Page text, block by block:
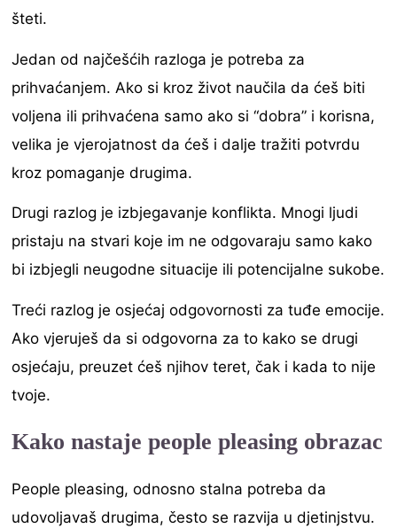
šteti.
Jedan od najčešćih razloga je potreba za
prihvaćanjem. Ako si kroz život naučila da ćeš biti
voljena ili prihvaćena samo ako si “dobra” i korisna,
velika je vjerojatnost da ćeš i dalje tražiti potvrdu
kroz pomaganje drugima.
Drugi razlog je izbjegavanje konflikta. Mnogi ljudi
pristaju na stvari koje im ne odgovaraju samo kako
bi izbjegli neugodne situacije ili potencijalne sukobe.
Treći razlog je osjećaj odgovornosti za tuđe emocije.
Ako vjeruješ da si odgovorna za to kako se drugi
osjećaju, preuzet ćeš njihov teret, čak i kada to nije
tvoje.
Kako nastaje people pleasing obrazac
People pleasing, odnosno stalna potreba da
udovoljavaš drugima, često se razvija u djetinjstvu.